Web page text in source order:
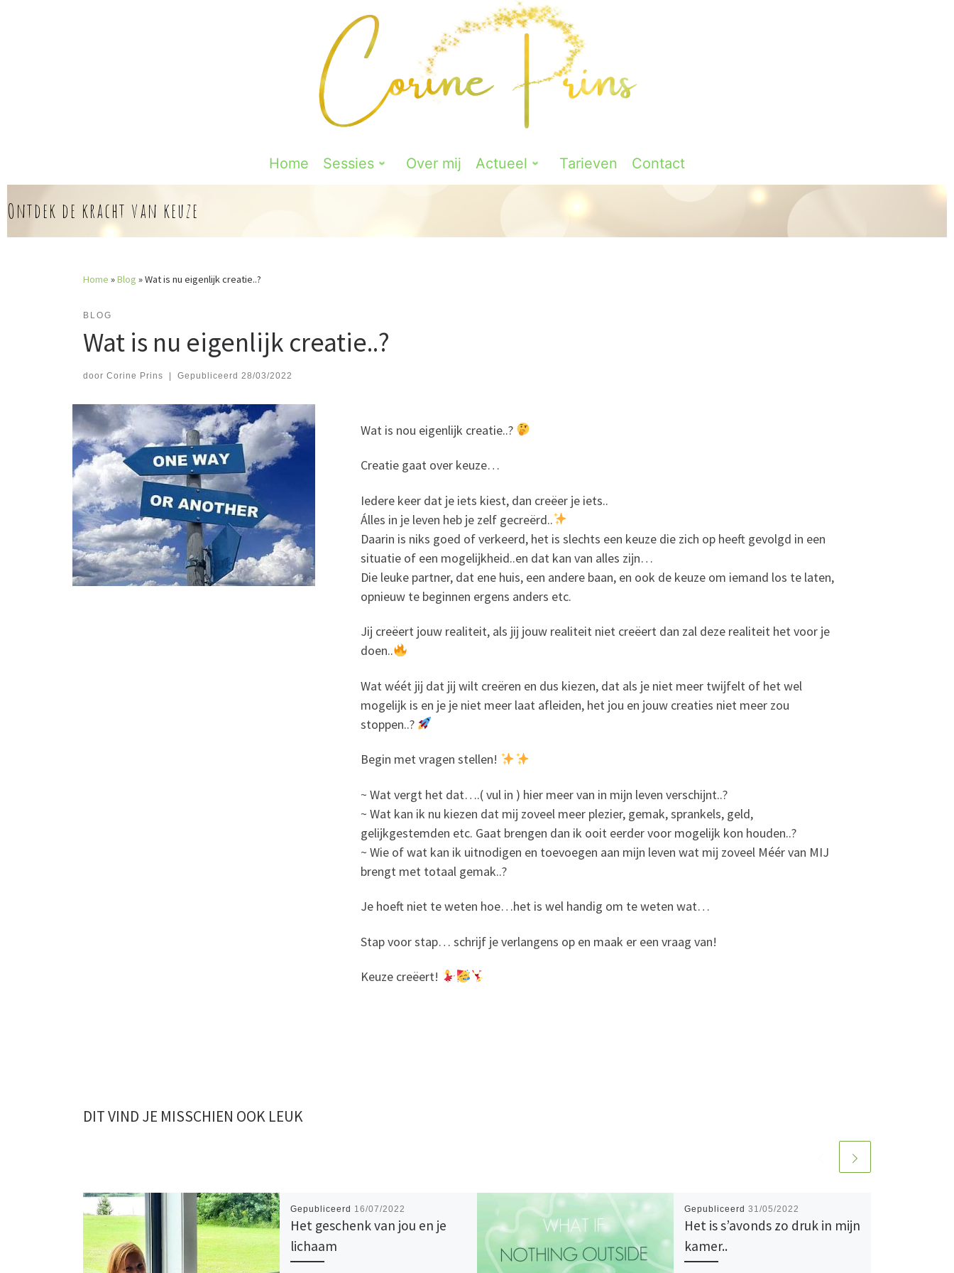
Home Sessies Over mij Actueel Tarieven Contact
Ontdek de kracht van keuze
Home »Blog »Wat is nu eigenlijk creatie..?
BLOG
Wat is nu eigenlijk creatie..?
door Corine Prins Gepubliceerd 28/03/2022
Wat is nou eigenlijk creatie..?
Creatie gaat over keuze…
Iedere keer dat je iets kiest, dan creëer je iets..
Álles in je leven heb je zelf gecreërd..
Daarin is niks goed of verkeerd, het is slechts een keuze die zich op heeft gevolgd in een
situatie of een mogelijkheid..en dat kan van alles zijn…
Die leuke partner, dat ene huis, een andere baan, en ook de keuze om iemand los te laten,
opnieuw te beginnen ergens anders etc.
Jij creëert jouw realiteit, als jij jouw realiteit niet creëert dan zal deze realiteit het voor je
doen..
Wat wéét jij dat jij wilt creëren en dus kiezen, dat als je niet meer twijfelt of het wel
mogelijk is en je je niet meer laat afleiden, het jou en jouw creaties niet meer zou
stoppen..?
Begin met vragen stellen!
~ Wat vergt het dat….( vul in ) hier meer van in mijn leven verschijnt..?
~ Wat kan ik nu kiezen dat mij zoveel meer plezier, gemak, sprankels, geld,
gelijkgestemden etc. Gaat brengen dan ik ooit eerder voor mogelijk kon houden..?
~ Wie of wat kan ik uitnodigen en toevoegen aan mijn leven wat mij zoveel Méér van MIJ
brengt met totaal gemak..?
Je hoeft niet te weten hoe…het is wel handig om te weten wat…
Stap voor stap… schrijf je verlangens op en maak er een vraag van!
Keuze creëert!
DIT VIND JE MISSCHIEN OOK LEUK
Gepubliceerd 16/07/2022
Het geschenk van jou en je
lichaam
Gepubliceerd 31/05/2022
Het is s’avonds zo druk in mijn
kamer..